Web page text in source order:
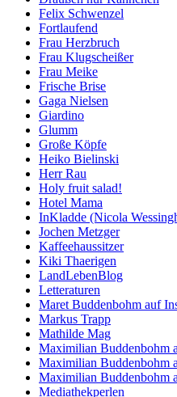
Felix Schwenzel
Fortlaufend
Frau Herzbruch
Frau Klugscheißer
Frau Meike
Frische Brise
Gaga Nielsen
Giardino
Glumm
Große Köpfe
Heiko Bielinski
Herr Rau
Holy fruit salad!
Hotel Mama
InKladde (Nicola
Jochen Metzger
Kaffeehaussitzer
Kiki Thaerigen
LandLebenBlog
Letteraturen
Maret Buddenbohm auf
Markus Trapp
Mathilde Mag
Maximilian Buddenbohm
Maximilian Buddenbohm
Maximilian Buddenbohm
Mediathekperlen